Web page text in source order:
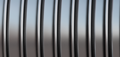
Перейти
к
навигации
Перейти
к
содержимому